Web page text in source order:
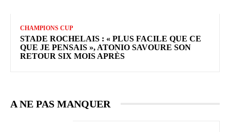
CHAMPIONS CUP
STADE ROCHELAIS : « PLUS FACILE QUE CE
QUE JE PENSAIS », ATONIO SAVOURE SON
RETOUR SIX MOIS APRÈS
A NE PAS MANQUER